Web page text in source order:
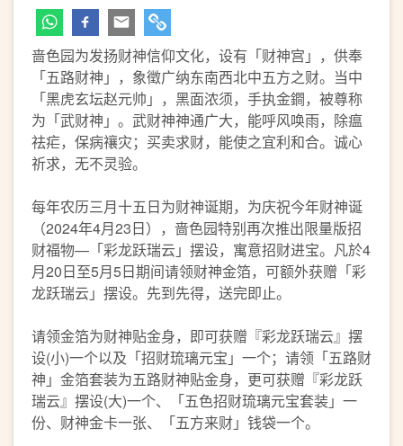
啬色园为发扬财神信仰文化，设有「财神宫」，供奉
「五路财神」，象徵广纳东南西北中五方之财。当中
「黑虎玄坛赵元帅」，黑面浓须，手执金鐧，被尊称
为「武财神」。武财神神通广大，能呼风唤雨，除瘟
祛疟，保病禳灾；买卖求财，能使之宜利和合。诚心
祈求，无不灵验。
每年农历三月十五日为财神诞期，为庆祝今年财神诞
（2024年4月23日），啬色园特别再次推出限量版招
财福物—「彩龙跃瑞云」摆设，寓意招财进宝。凡於4
月20日至5月5日期间请领财神金箔，可额外获赠「彩
龙跃瑞云」摆设。先到先得，送完即止。
请领金箔为财神贴金身，即可获赠『彩龙跃瑞云』摆
设(小)一个以及「招财琉璃元宝」一个；请领「五路财
神」金箔套装为五路财神贴金身，更可获赠『彩龙跃
瑞云』摆设(大)一个、「五色招财琉璃元宝套装」一
份、财神金卡一张、「五方来财」钱袋一个。